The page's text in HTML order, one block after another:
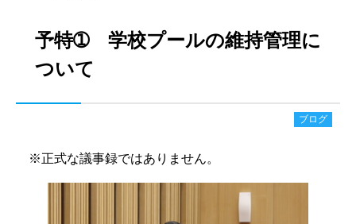
予特➀ 学校プールの維持管理に
ついて
ブログ
※正式な議事録ではありません。